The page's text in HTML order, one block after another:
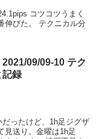
コツコツうまく
伸びた。 テクニカル分
2021/09/09-10 テク
記録
ったけど、1h足ジグザ
見送り。金曜は1h足